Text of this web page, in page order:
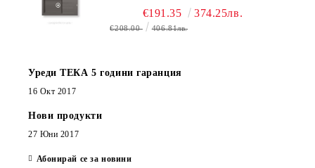
€191.35 374.25лв.
€208.00 406.81лв.
Уреди ТЕКА 5 години гаранция
16 Окт 2017
Нови продукти
27 Юни 2017
Абонирай се за новини